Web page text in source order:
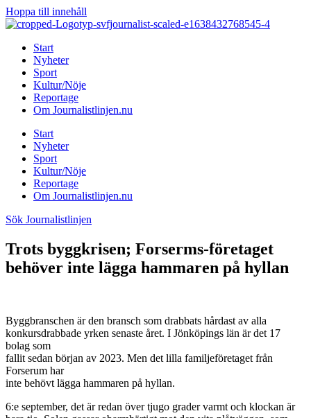
Hoppa till innehåll
Start
Nyheter
Sport
Kultur/Nöje
Reportage
Om Journalistlinjen.nu
Start
Nyheter
Sport
Kultur/Nöje
Reportage
Om Journalistlinjen.nu
Sök Journalistlinjen
Trots byggkrisen; Forserms-företaget
behöver inte lägga hammaren på hyllan
Byggbranschen är den bransch som drabbats hårdast av alla
konkursdrabbade yrken senaste året. I Jönköpings län är det 17
bolag som
fallit sedan början av 2023. Men det lilla familjeföretaget från
Forserum har
inte behövt lägga hammaren på hyllan.
6:e september, det är redan över tjugo grader varmt och klockan är